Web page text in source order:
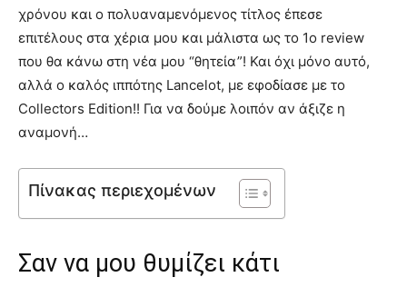
χρόνου και ο πολυαναμενόμενος τίτλος έπεσε
επιτέλους στα χέρια μου και μάλιστα ως το 1ο review
που θα κάνω στη νέα μου “θητεία”! Και όχι μόνο αυτό,
αλλά ο καλός ιππότης Lancelot, με εφοδίασε με το
Collectors Edition!! Για να δούμε λοιπόν αν άξιζε η
αναμονή…
Πίνακας περιεχομένων
Σαν να μου θυμίζει κάτι